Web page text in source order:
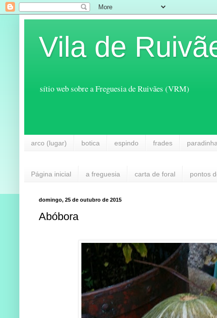
Vila de
sítio web sobre a Freguesia de Ruivães (VRM)
arco (lugar) botica espindo frades
Página inicial a freguesia carta de foral pontos
domingo, 25 de outubro de 2015
Abóbora